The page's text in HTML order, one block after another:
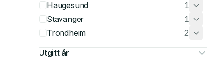
Haugesund
1
Stavanger
1
Trondheim
2
Utgitt år